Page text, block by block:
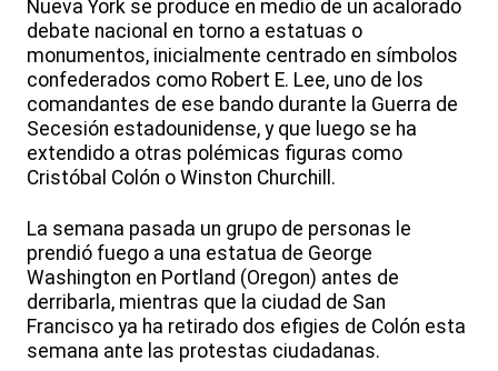
Nueva York se produce en medio de un acalorado
debate nacional en torno a estatuas o
monumentos, inicialmente centrado en símbolos
confederados como Robert E. Lee, uno de los
comandantes de ese bando durante la Guerra de
Secesión estadounidense, y que luego se ha
extendido a otras polémicas figuras como
Cristóbal Colón o Winston Churchill.
La semana pasada un grupo de personas le
prendió fuego a una estatua de George
Washington en Portland (Oregon) antes de
derribarla, mientras que la ciudad de San
Francisco ya ha retirado dos efigies de Colón esta
semana ante las protestas ciudadanas.